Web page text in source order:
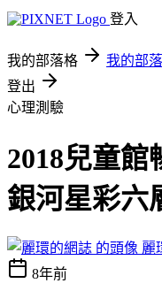
登入
我的部落格 我的部
登出
心理測驗
2018兒童館
銀河星彩
麗
8年前